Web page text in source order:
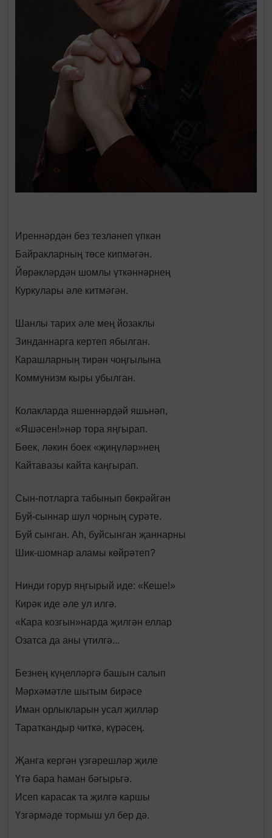
Иреннәрдән без тезләнеп үпкән
Байракларның төсе кипмәгән.
Йөрәкләрдән шомлы үткәннәрнең
Куркулары әле китмәгән.
Шанлы тарих әле мең йозаклы
Зинданнарга кертеп ябылган.
Карашларның тирән чоңгылына
Коммунизм кыры убылган.
Колакларда яшеннәрдәй яшьнәп,
«Яшәсен!»нәр тора яңгырап.
Бөек, ләкин боек «җиңүләр»нең
Кайтавазы кайта каңгырап.
Сын-потларга табынып бөкрәйгән
Буй-сыннар шул чорның сурәте.
Буй сынган. Аһ, буйсынган җаннарны
Шик-шомнар аламы көйрәтеп?
Нинди горур яңгырый иде: «Кеше!»
Кирәк иде әле ул илгә.
«Кара козгын»нарда җилгән еллар
Озатса да аны үтилгә...
Безнең күңелләргә башын салып
Мәрхәмәтле шытым бирәсе
Иман орлыкларын усал җилләр
Тараткандыр читкә, күрәсең.
Җанга кергән үзгәрешләр җиле
Үтә бара һаман бәгырьгә.
Исеп карасак та җилгә каршы
Үзгәрмәде тормыш ул бер дә.